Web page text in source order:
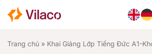
qua
Trang chủ » Khai Giảng Lớp Tiếng Đức A1-Khởi Đầu Hành